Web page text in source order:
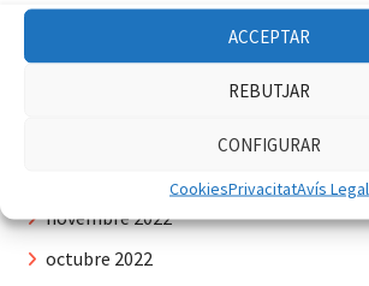
ACCEPTAR
REBUTJAR
CONFIGURAR
CookiesPrivacitatAvís Legal
abril 2023
novembre 2022
octubre 2022